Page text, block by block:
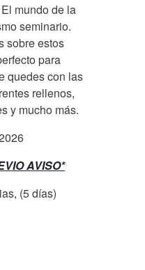
mundo de la
seminario.
sobre estos
para
quedes con las
rellenos,
y mucho más.
AVISO*
(5 días)